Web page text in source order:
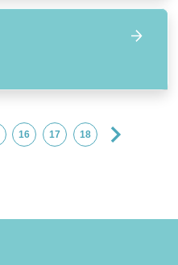
16 17 18